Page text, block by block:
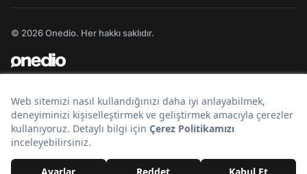
© 2026 Onedio. Her hakkı saklıdır.
Bir markasıdır.